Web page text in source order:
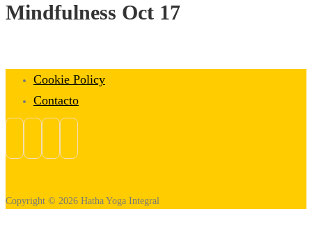
Mindfulness Oct 17
Cookie Policy
Contacto
Copyright © 2026 Hatha Yoga Integral